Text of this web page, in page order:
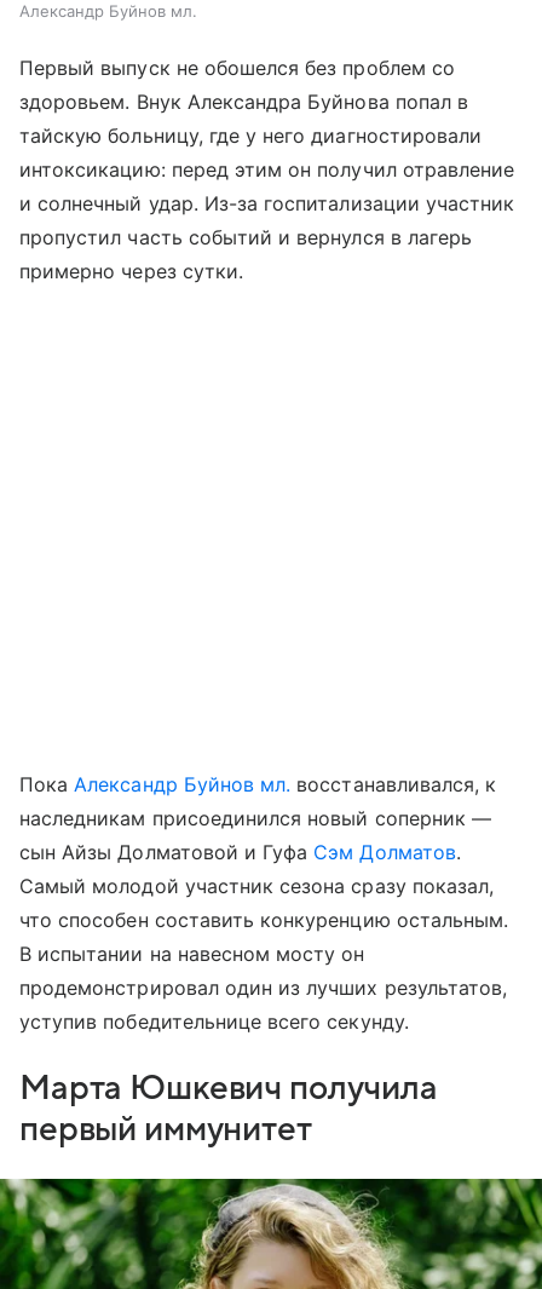
Александр Буйнов мл.
Первый выпуск не обошелся без проблем со
здоровьем. Внук Александра Буйнова попал в
тайскую больницу, где у него диагностировали
интоксикацию: перед этим он получил отравление
и солнечный удар. Из-за госпитализации участник
пропустил часть событий и вернулся в лагерь
примерно через сутки.
Пока Александр Буйнов мл. восстанавливался, к
наследникам присоединился новый соперник —
сын Айзы Долматовой и Гуфа Сэм Долматов.
Самый молодой участник сезона сразу показал,
что способен составить конкуренцию остальным.
В испытании на навесном мосту он
продемонстрировал один из лучших результатов,
уступив победительнице всего секунду.
Марта Юшкевич получила
первый иммунитет